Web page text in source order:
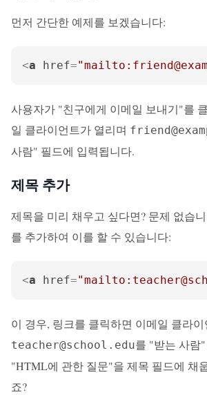
먼저 간단한 예제를 보겠습니다:
<a href=
사용자가 "친구에게 이메일 보내기"를
일 클라이언트가 열리며
사람" 필드에 입력됩니다.
제목 추가
제목을 미리 채우고 싶다면? 문제 없습
를 추가하여 이를 할 수 있습니다:
<a href=
이 경우, 링크를 클릭하면 이메일 클라
teacher@school.edu를 "받는 사람
"HTML에 관한 질문"을 제목 필드에 채
죠?